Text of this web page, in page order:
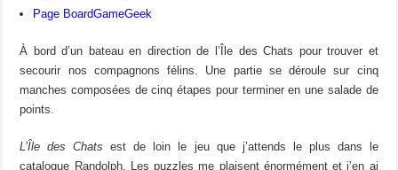
Page BoardGameGeek
À bord d’un bateau en direction de l’Île des Chats pour trouver et
secourir nos compagnons félins. Une partie se déroule sur cinq
manches composées de cinq étapes pour terminer en une salade de
points.
L’Île des Chats est de loin le jeu que j’attends le plus dans le
catalogue Randolph. Les puzzles me plaisent énormément et j’en ai